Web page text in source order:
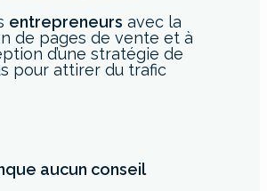
entrepreneurs avec la
de pages de vente et à
d’une stratégie de
pour attirer du trafic
aucun conseil